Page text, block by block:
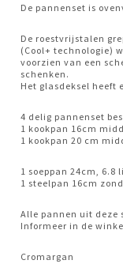
De pannenset is
De roestvrijstalen
(Cool+ technologie)
voorzien van een
schenken.
Het glasdeksel heeft
4 delig pannenset
1 kookpan 16cm
1 kookpan 20 cm
1 soeppan 24cm, 6.8
1 steelpan 16cm
Alle pannen uit deze
Informeer in de
Cromargan